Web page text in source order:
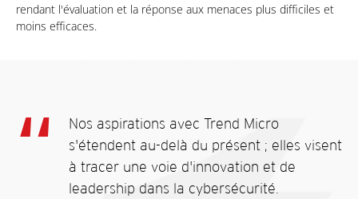
rendant l'évaluation et la réponse aux menaces plus difficiles et
moins efficaces.
Nos aspirations avec Trend Micro
s'étendent au-delà du présent ; elles visent
à tracer une voie d'innovation et de
leadership dans la cybersécurité.